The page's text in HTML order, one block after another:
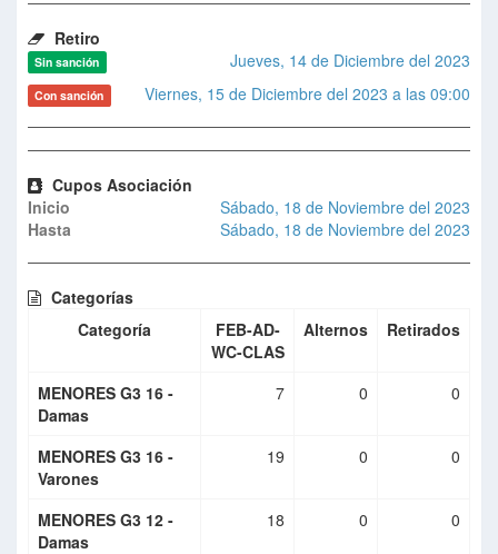
Retiro
Sin sanción Jueves, 14 de Diciembre del 2023
Con sanción Viernes, 15 de Diciembre del 2023 a las 09:00
Cupos Asociación
Inicio
Sábado, 18 de Noviembre del 2023
Hasta
Sábado, 18 de Noviembre del 2023
Categorías
Categoría
FEB-AD-
WC-CLAS
Alternos Retirados
MENORES G3 16 -
Damas
7 0 0
MENORES G3 16 -
Varones
19 0 0
MENORES G3 12 -
Damas
18 0 0